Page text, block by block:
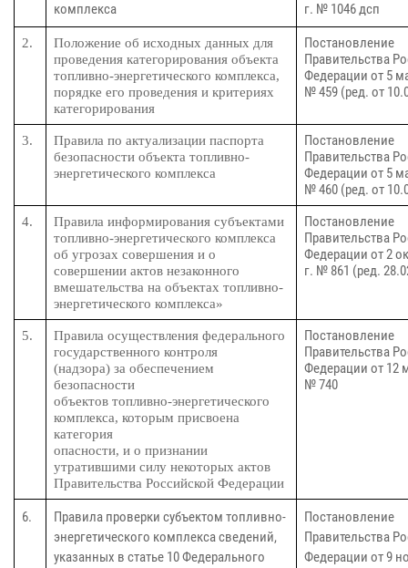
комплекса
г. № 1046 дсп
2.
Положение об исходных данных для
проведения категорирования объекта
топливно-энергетического комплекса,
порядке его проведения и критериях
категорирования
Постановление
Правительства
Федерации от 5
№ 459 (ред. от
3.
Правила по актуализации паспорта
безопасности объекта топливно-
энергетического комплекса
Постановление
Правительства
Федерации от 5
№ 460 (ред. от
4.
Правила информирования субъектами
топливно-энергетического комплекса
об угрозах совершения и о
совершении актов незаконного
вмешательства на объектах топливно-
энергетического комплекса»
Постановление
Правительства
Федерации от 2
г. № 861 (ред.
5.
Правила осуществления федерального
государственного контроля
(надзора) за обеспечением
безопасности
объектов топливно-энергетического
комплекса, которым присвоена
категория
опасности, и о признании
утратившими силу некоторых актов
Правительства Российской Федерации
Постановление
Правительства
Федерации от 12
№ 740
6.
Правила проверки субъектом топливно-
энергетического комплекса сведений,
указанных в статье 10 Федерального
Постановление
Правительства
Федерации от 9